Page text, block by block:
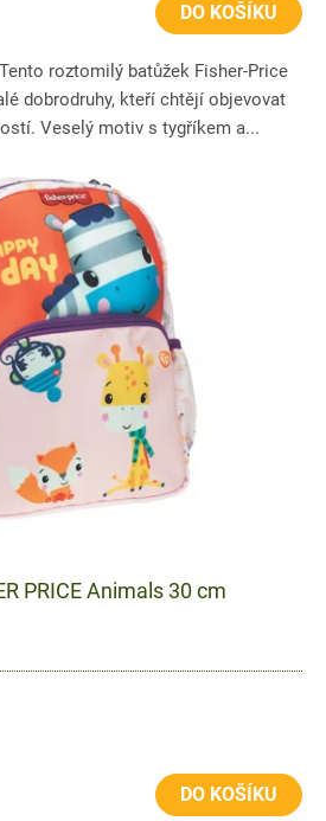
DO KOŠÍKU
roztomilý batůžek Fisher-Price
dobrodruhy, kteří chtějí objevovat
Veselý motiv s tygříkem a...
PRICE Animals 30 cm
DO KOŠÍKU